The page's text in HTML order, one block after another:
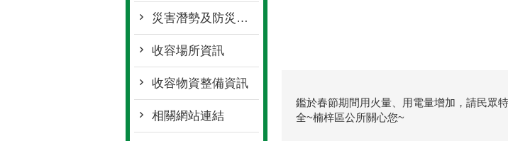
災害潛勢及防災地圖檔案
收容場所資訊
收容物資整備資訊
相關網站連結
鑑於春節期間用火量、用電量增加，請民眾
全~楠梓區公所關心您~